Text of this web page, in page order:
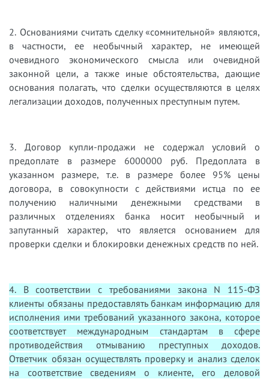
2. Основаниями считать сделку «сомнительной» являются,
в частности, ее необычный характер, не имеющей
очевидного экономического смысла или очевидной
законной цели, а также иные обстоятельства, дающие
основания полагать, что сделки осуществляются в целях
легализации доходов, полученных преступным путем.
3. Договор купли-продажи не содержал условий о
предоплате в размере 6000000 руб. Предоплата в
указанном размере, т.е. в размере более 95% цены
договора, в совокупности с действиями истца по ее
получению наличными денежными средствами в
различных отделениях банка носит необычный и
запутанный характер, что является основанием для
проверки сделки и блокировки денежных средств по ней.
4. В соответствии с требованиями закона N 115-ФЗ
клиенты обязаны предоставлять банкам информацию для
исполнения ими требований указанного закона, которое
соответствует международным стандартам в сфере
противодействия отмыванию преступных доходов.
Ответчик обязан осуществлять проверку и анализ сделок
на соответствие сведениям о клиенте, его деловой